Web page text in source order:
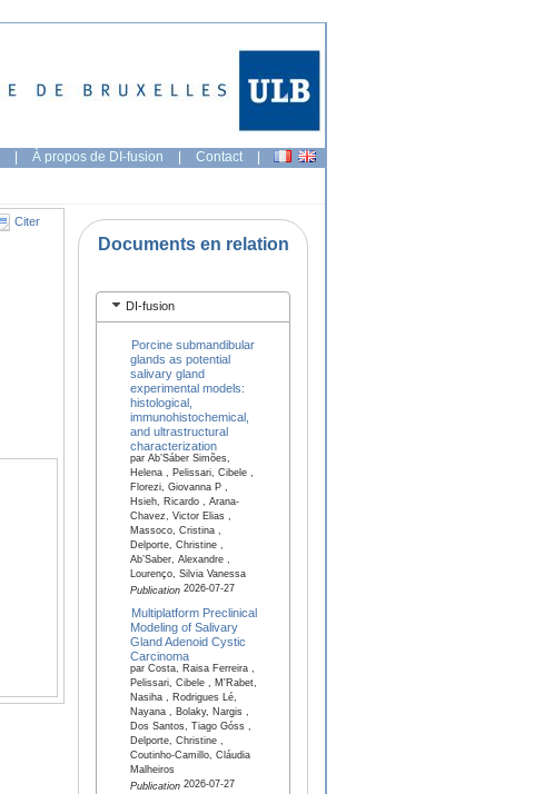
| À propos de DI-fusion | Contact |
Citer
Documents en relation
DI-fusion
Porcine submandibular
glands as potential
salivary gland
experimental models:
histological,
immunohistochemical,
and ultrastructural
characterization
par Ab’Sáber Simões,
Helena , Pelissari, Cibele ,
Florezi, Giovanna P ,
Hsieh, Ricardo , Arana-
Chavez, Victor Elias ,
Massoco, Cristina ,
Delporte, Christine ,
Ab’Saber, Alexandre ,
Lourenço, Silvia Vanessa
Publication2026-07-27
Multiplatform Preclinical
Modeling of Salivary
Gland Adenoid Cystic
Carcinoma
par Costa, Raisa Ferreira ,
Pelissari, Cibele , M'Rabet,
Nasiha , Rodrigues Lé,
Nayana , Bolaky, Nargis ,
Dos Santos, Tiago Góss ,
Delporte, Christine ,
Coutinho-Camillo, Cláudia
Malheiros
Publication2026-07-27